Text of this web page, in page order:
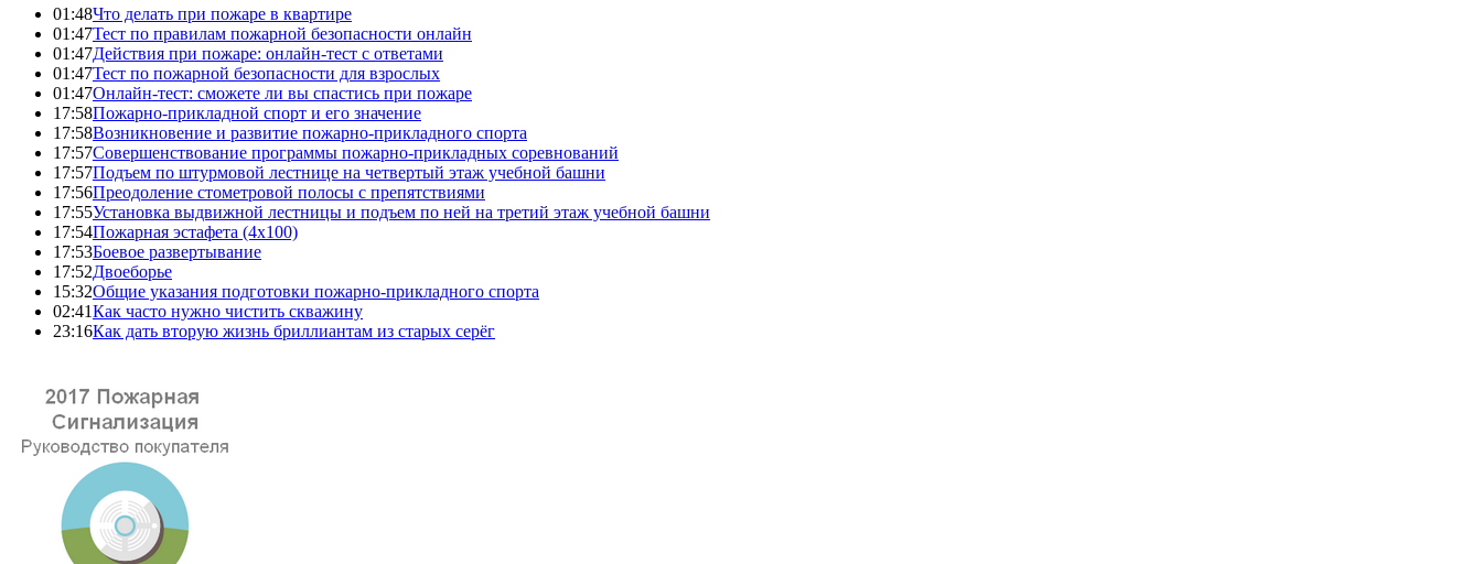
01:48Что делать при пожаре в квартире
01:47Тест по правилам пожарной безопасности онлайн
01:47Действия при пожаре: онлайн-тест с ответами
01:47Тест по пожарной безопасности для взрослых
01:47Онлайн-тест: сможете ли вы спастись при пожаре
17:58Пожарно-прикладной спорт и его значение
17:58Возникновение и развитие пожарно-прикладного спорта
17:57Совершенствование программы пожарно-прикладных соревнований
17:57Подъем по штурмовой лестнице на четвертый этаж учебной башни
17:56Преодоление стометровой полосы с препятствиями
17:55Установка выдвижной лестницы и подъем по ней на третий этаж учебной башни
17:54Пожарная эстафета (4x100)
17:53Боевое развертывание
17:52Двоеборье
15:32Общие указания подготовки пожарно-прикладного спорта
02:41Как часто нужно чистить скважину
23:16Как дать вторую жизнь бриллиантам из старых серёг